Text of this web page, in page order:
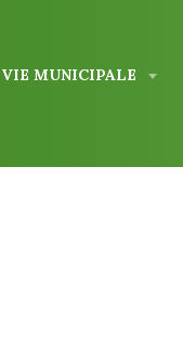
VIE MUNICIPALE